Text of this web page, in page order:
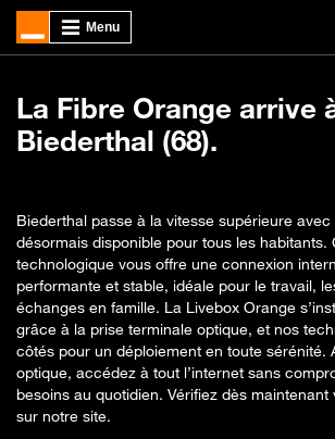
La Fibre Orange arrive
Biederthal (68).
Biederthal passe à la vitesse supérieure
désormais disponible pour tous les habitants.
technologique vous offre une connexion
performante et stable, idéale pour le travail,
échanges en famille. La Livebox Orange
grâce à la prise terminale optique, et nos
côtés pour un déploiement en toute sérénité.
optique, accédez à tout l’internet sans
besoins au quotidien. Vérifiez dès
sur notre site.